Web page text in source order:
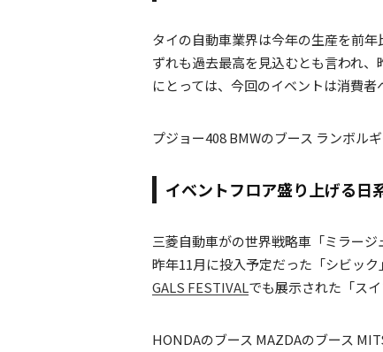
タイの自動車業界は今年の生産を前
ずれも過去最高を見込むとも言われ
にとっては、今回のイベントは消費者
プジョー408 BMWのブース ランボル
イベントフロア盛り上げる日
三菱自動車がの世界戦略車「ミラージ
昨年11月に投入予定だった「シビッ
GALS FESTIVALでも展示された「スイ
HONDAのブース MAZDAのブース